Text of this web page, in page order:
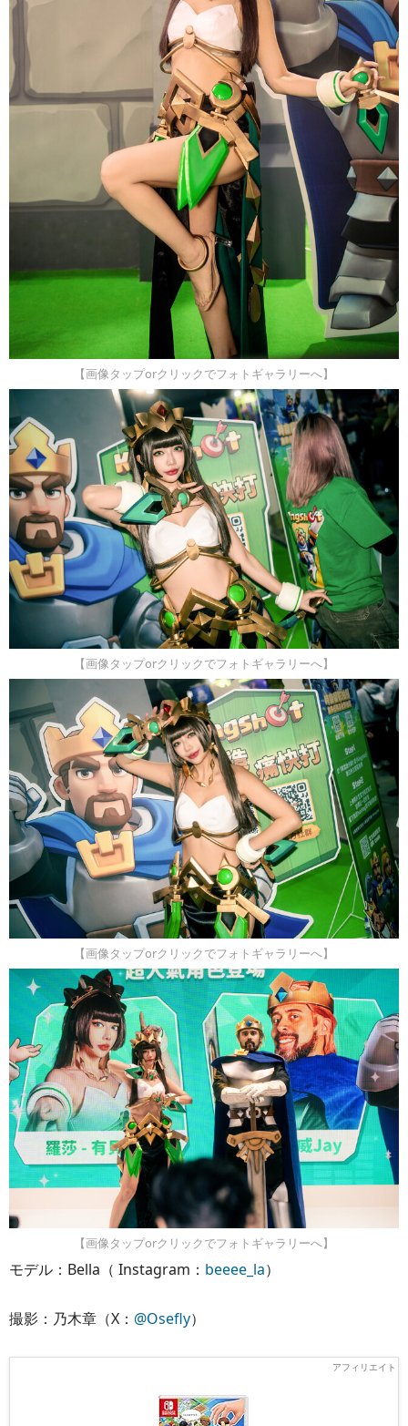
【画像タップorクリックでフォトギャラリーへ】
【画像タップorクリックでフォトギャラリーへ】
【画像タップorクリックでフォトギャラリーへ】
【画像タップorクリックでフォトギャラリーへ】
モデル：Bella（ Instagram： beeee_la）
撮影：乃木章（X： @Osefly）